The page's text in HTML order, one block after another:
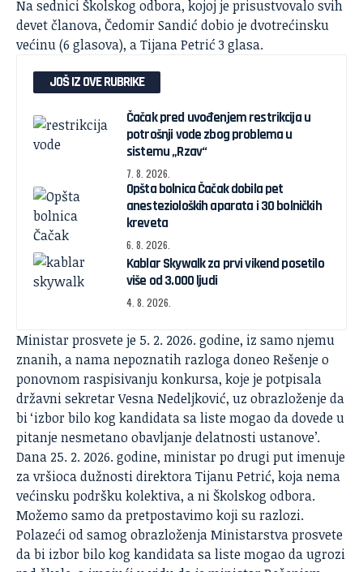
Na sednici Školskog odbora, kojoj je prisustvovalo svih
devet članova, Čedomir Sandić dobio je dvotrećinsku
većinu (6 glasova), a Tijana Petrić 3 glasa.
JOŠ IZ OVE RUBRIKE
Čačak pred uvođenjem restrikcija u
potrošnji vode zbog problema u
sistemu „Rzav“
7. 8. 2026.
Opšta bolnica Čačak dobila pet
anestezioloških aparata i 30 bolničkih
kreveta
6. 8. 2026.
Kablar Skywalk za prvi vikend posetilo
više od 3.000 ljudi
4. 8. 2026.
Ministar prosvete je 5. 2. 2026. godine, iz samo njemu
znanih, a nama nepoznatih razloga doneo Rešenje o
ponovnom raspisivanju konkursa, koje je potpisala
državni sekretar Vesna Nedeljković, uz obrazloženje da
bi ‘izbor bilo kog kandidata sa liste mogao da dovede u
pitanje nesmetano obavljanje delatnosti ustanove’.
Dana 25. 2. 2026. godine, ministar po drugi put imenuje
za vršioca dužnosti direktora Tijanu Petrić, koja nema
većinsku podršku kolektiva, a ni Školskog odbora.
Možemo samo da pretpostavimo koji su razlozi.
Polazeći od samog obrazloženja Ministarstva prosvete
da bi izbor bilo kog kandidata sa liste mogao da ugrozi